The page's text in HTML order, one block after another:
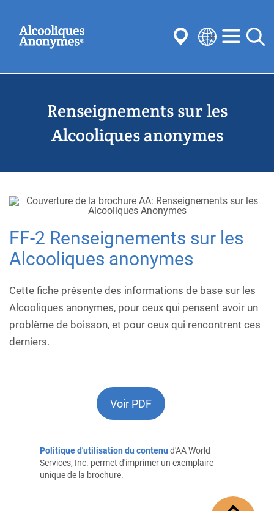
contenu
principal
Recherchez
Soumettre
Souvent recherché:
réunions
l’anonymat
Concepts
comités
Select
language
Renseignements sur les
Alcooliques anonymes
FF-2 Renseignements sur les
Alcooliques anonymes
Cette fiche présente des informations de base sur les
Alcooliques anonymes, pour ceux qui pensent avoir un
problème de boisson, et pour ceux qui rencontrent ces
derniers.
Voir PDF
Politique d'utilisation du contenu d'AA World
Services, Inc. permet d'imprimer un exemplaire
unique de la brochure.